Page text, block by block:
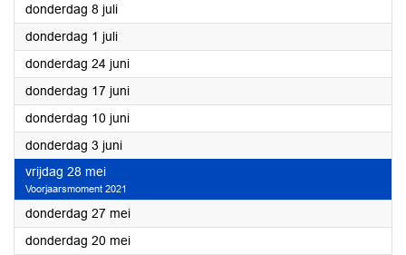
donderdag 8 juli2021
donderdag 1 juli2021
donderdag 24 juni2021
donderdag 17 juni2021
donderdag 10 juni2021
donderdag 3 juni2021
vrijdag 28 mei2021
Voorjaarsmoment 2021
donderdag 27 mei2021
donderdag 20 mei2021